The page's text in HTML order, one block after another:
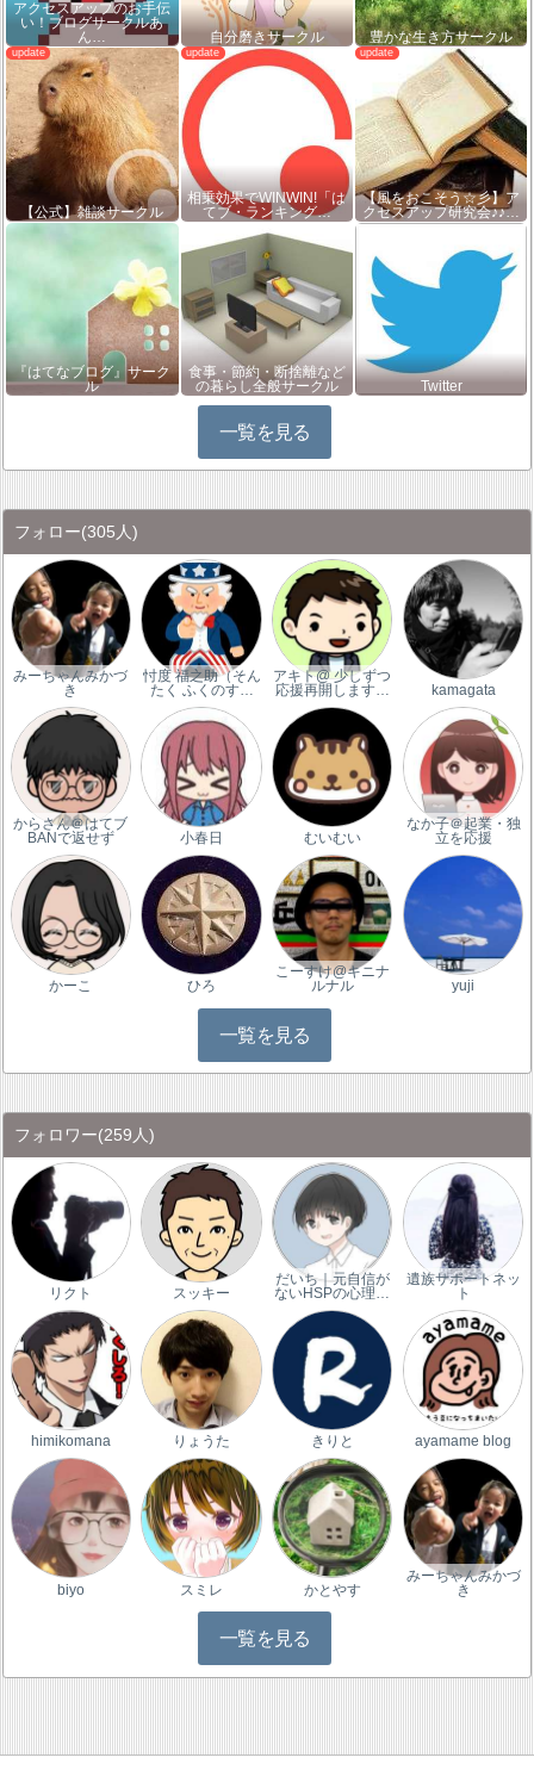
アクセスアップのお手伝
い！ブログサークルあ
ん…
自分磨きサークル 豊かな生き方サークル
【公式】雑談サークル
相乗効果でWINWIN!「は
てブ・ランキング…
【風をおこそう☆彡】ア
クセスアップ研究会♪♪…
『はてなブログ』サーク
ル
食事・節約・断捨離など
の暮らし全般サークル
Twitter
一覧を見る
フォロー(305人)
みーちゃんみかづ
き
忖度 福之助（そん
たく ふくのす…
アキト@ 少しずつ
応援再開します…
kamagata
からさん＠はてブ
BANで返せず
小春日 むいむい
なか子＠起業・独
立を応援
かーこ ひろ
こーすけ@キニナ
ルナル
yuji
一覧を見る
フォロワー(259人)
リクト スッキー
だいち｜元自信が
ないHSPの心理…
遺族サポートネッ
ト
himikomana りょうた きりと ayamame blog
biyo スミレ かとやす
みーちゃんみかづ
き
一覧を見る